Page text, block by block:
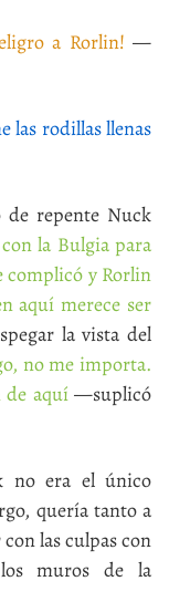
a Rorlin! —
las rodillas llenas
repente Nuck
la Bulgia para
complicó y Rorlin
aquí merece ser
la vista del
no me importa.
de aquí—suplicó
era el único
quería tanto a
las culpas con
muros de la